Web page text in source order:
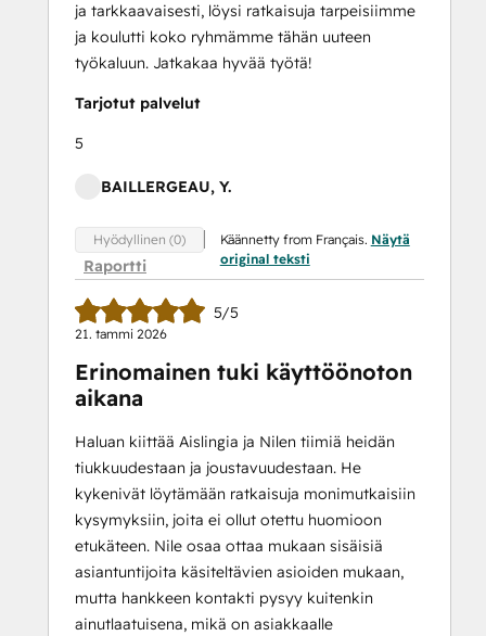
ja tarkkaavaisesti, löysi ratkaisuja tarpeisiimme
ja koulutti koko ryhmämme tähän uuteen
työkaluun. Jatkakaa hyvää työtä!
Tarjotut palvelut
5
BAILLERGEAU, Y.
Hyödyllinen (0)
Raportti
Käännetty from Français. Näytä
original teksti
5/5
21. tammi 2026
Erinomainen tuki käyttöönoton
aikana
Haluan kiittää Aislingia ja Nilen tiimiä heidän
tiukkuudestaan ja joustavuudestaan. He
kykenivät löytämään ratkaisuja monimutkaisiin
kysymyksiin, joita ei ollut otettu huomioon
etukäteen. Nile osaa ottaa mukaan sisäisiä
asiantuntijoita käsiteltävien asioiden mukaan,
mutta hankkeen kontakti pysyy kuitenkin
ainutlaatuisena, mikä on asiakkaalle